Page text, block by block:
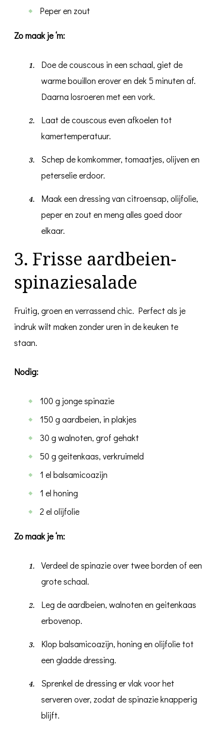
Peper en zout
Zo maak je ‘m:
Doe de couscous in een schaal, giet de
warme bouillon erover en dek 5 minuten af.
Daarna losroeren met een vork.
Laat de couscous even afkoelen tot
kamertemperatuur.
Schep de komkommer, tomaatjes, olijven en
peterselie erdoor.
Maak een dressing van citroensap, olijfolie,
peper en zout en meng alles goed door
elkaar.
3. Frisse aardbeien-
spinaziesalade
Fruitig, groen en verrassend chic. Perfect als je
indruk wilt maken zonder uren in de keuken te
staan.
Nodig:
100 g jonge spinazie
150 g aardbeien, in plakjes
30 g walnoten, grof gehakt
50 g geitenkaas, verkruimeld
1 el balsamicoazijn
1 el honing
2 el olijfolie
Zo maak je ‘m:
Verdeel de spinazie over twee borden of een
grote schaal.
Leg de aardbeien, walnoten en geitenkaas
erbovenop.
Klop balsamicoazijn, honing en olijfolie tot
een gladde dressing.
Sprenkel de dressing er vlak voor het
serveren over, zodat de spinazie knapperig
blijft.